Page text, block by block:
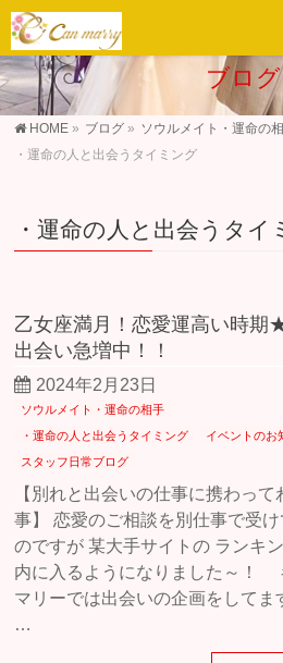
ブログ
HOME » ブログ » ソウルメイト・運命の
・運命の人と出会うタイミング
・運命の人と出会うタイ
乙女座満月！恋愛運高い時期
出会い急増中！！
2024年2月23日
ソウルメイト・運命の相手
・運命の人と出会うタイミング
イベントのお
スタッフ日常ブログ
【別れと出会いの仕事に携わって
事】 恋愛のご相談を別仕事で受け
のですが 某大手サイトの ランキ
内に入るようになりました～！
マリーでは出会いの企画をしてま
…